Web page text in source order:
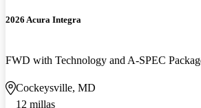
2026 Acura Integra
FWD with Technology and A-SPEC
Cockeysville, MD
12 millas